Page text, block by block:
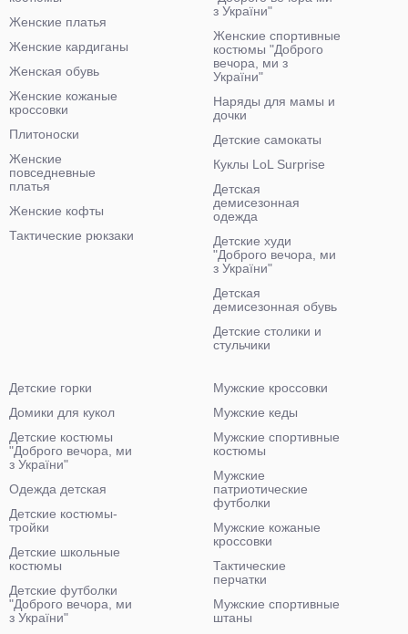
Женские платья
Женские кардиганы
Женская обувь
Женские кожаные
кроссовки
Плитоноски
Женские
повседневные
платья
Женские кофты
Тактические рюкзаки
з України"
Женские спортивные
костюмы "Доброго
вечора, ми з
України"
Наряды для мамы и
дочки
Детские самокаты
Куклы LoL Surprise
Детская
демисезонная
одежда
Детские худи
"Доброго вечора, ми
з України"
Детская
демисезонная обувь
Детские столики и
стульчики
Детские горки
Домики для кукол
Детские костюмы
"Доброго вечора, ми
з України"
Одежда детская
Детские костюмы-
тройки
Детские школьные
костюмы
Детские футболки
"Доброго вечора, ми
з України"
Мужские кроссовки
Мужские кеды
Мужские спортивные
костюмы
Мужские
патриотические
футболки
Мужские кожаные
кроссовки
Тактические
перчатки
Мужские спортивные
штаны